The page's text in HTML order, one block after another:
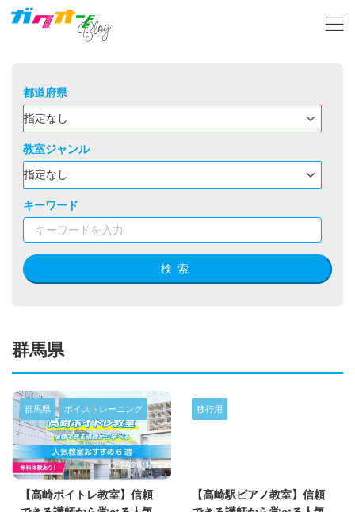
都道府県
教室ジャンル
キーワード
検索
群馬県
群馬県 ボイストレーニング
2026/1/29
【高崎ボイトレ教室】信頼
移行用
【高崎駅ピアノ教室】信頼